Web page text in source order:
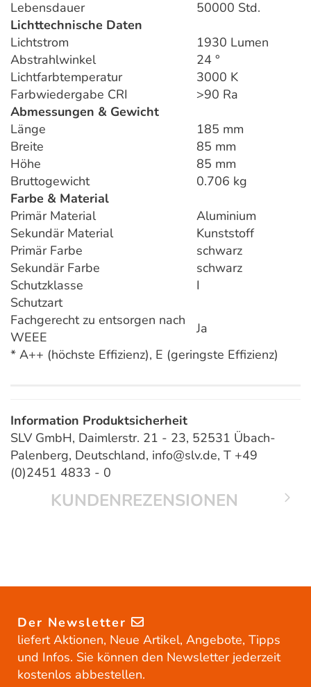
Lebensdauer
50000 Std.
Lichttechnische Daten
Lichtstrom
1930 Lumen
Abstrahlwinkel
24 °
Lichtfarbtemperatur
3000 K
Farbwiedergabe CRI
>90 Ra
Abmessungen & Gewicht
Länge
185 mm
Breite
85 mm
Höhe
85 mm
Bruttogewicht
0.706 kg
Farbe & Material
Primär Material
Aluminium
Sekundär Material
Kunststoff
Primär Farbe
schwarz
Sekundär Farbe
schwarz
Schutzklasse
I
Schutzart
Fachgerecht zu entsorgen nach
WEEE
Ja
* A++ (höchste Effizienz), E (geringste Effizienz)
Information Produktsicherheit
SLV GmbH, Daimlerstr. 21 - 23, 52531 Übach-
Palenberg, Deutschland, info@slv.de, T +49
(0)2451 4833 - 0
KUNDENREZENSIONEN
Der Newsletter
liefert Aktionen, Neue Artikel, Angebote, Tipps
und Infos. Sie können den Newsletter jederzeit
kostenlos abbestellen.